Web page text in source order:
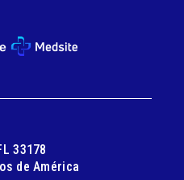
33178
de América